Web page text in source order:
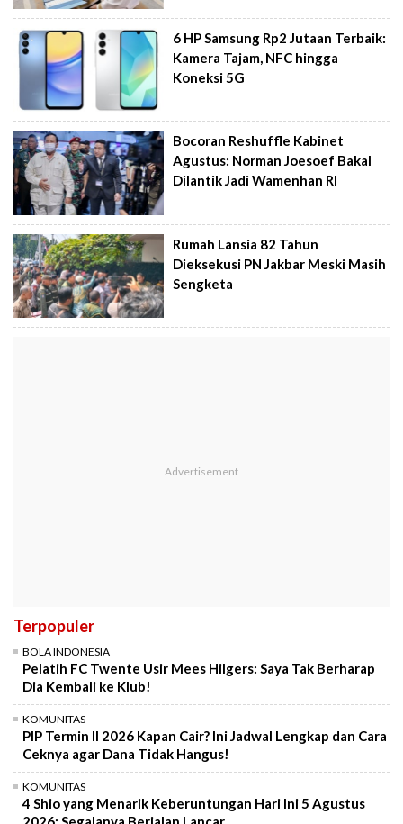
6 HP Samsung Rp2 Jutaan Terbaik:
Kamera Tajam, NFC hingga
Koneksi 5G
Bocoran Reshuffle Kabinet
Agustus: Norman Joesoef Bakal
Dilantik Jadi Wamenhan RI
Rumah Lansia 82 Tahun
Dieksekusi PN Jakbar Meski Masih
Sengketa
Terpopuler
BOLA INDONESIA
Pelatih FC Twente Usir Mees Hilgers: Saya Tak Berharap
Dia Kembali ke Klub!
KOMUNITAS
PIP Termin II 2026 Kapan Cair? Ini Jadwal Lengkap dan Cara
Ceknya agar Dana Tidak Hangus!
KOMUNITAS
4 Shio yang Menarik Keberuntungan Hari Ini 5 Agustus